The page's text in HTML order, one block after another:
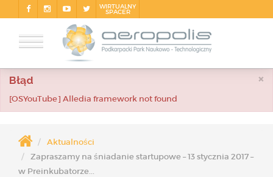
WIRTUALNY
SPACER
×
Błąd
[OSYouTube] Alledia framework not found
Aktualności
Zapraszamy na śniadanie startupowe – 13 stycznia 2017 –
w Preinkubatorze...